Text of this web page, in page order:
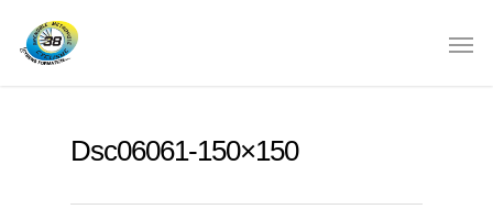
Dsc06061-150×150